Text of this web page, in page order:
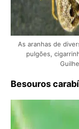
As aranhas de
pulgões,
Besouros